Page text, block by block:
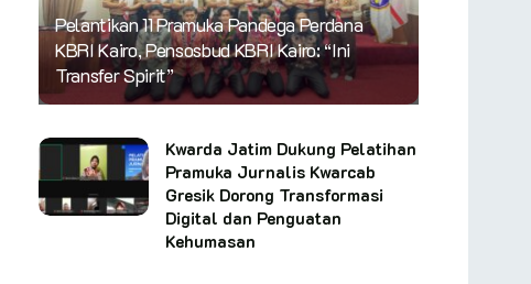
Pelantikan 11 Pramuka Pandega Perdana
KBRI Kairo, Pensosbud KBRI Kairo: “Ini
Transfer Spirit”
Kwarda Jatim Dukung Pelatihan
Pramuka Jurnalis Kwarcab
Gresik Dorong Transformasi
Digital dan Penguatan
Kehumasan